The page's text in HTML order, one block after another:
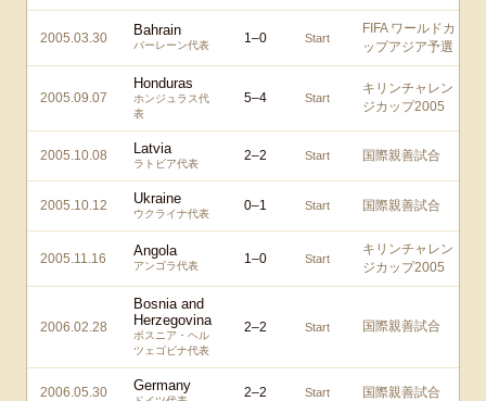
2005.03.30 Bahrain
バーレーン代表 1–0 Start
FIFA ワールドカ
ップアジア予選
2005.09.07
Honduras
ホンジュラス代
表
5–4 Start
キリンチャレン
ジカップ2005
2005.10.08 Latvia
ラトビア代表
2–2 Start 国際親善試合
2005.10.12 Ukraine
ウクライナ代表
0–1 Start 国際親善試合
2005.11.16 Angola
アンゴラ代表 1–0 Start
キリンチャレン
ジカップ2005
2006.02.28
Bosnia and
Herzegovina
ボスニア・ヘル
ツェゴビナ代表
2–2 Start 国際親善試合
2006.05.30 Germany 2–2 Start 国際親善試合